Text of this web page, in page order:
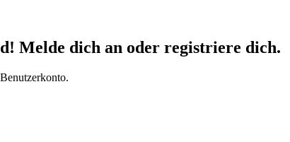
Melde dich an oder registriere dich.